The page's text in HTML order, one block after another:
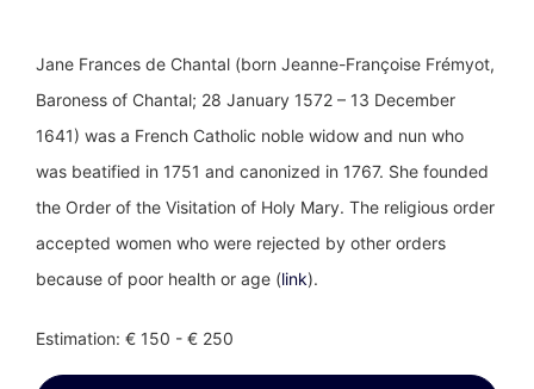
Jane Frances de Chantal (born Jeanne-Françoise Frémyot,
Baroness of Chantal; 28 January 1572 – 13 December
1641) was a French Catholic noble widow and nun who
was beatified in 1751 and canonized in 1767. She founded
the Order of the Visitation of Holy Mary. The religious order
accepted women who were rejected by other orders
because of poor health or age (link).
Estimation: € 150 - € 250